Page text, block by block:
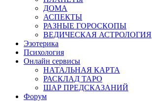
ДОМА
АСПЕКТЫ
РАЗНЫЕ ГОРОСКОПЫ
ВЕДИЧЕСКАЯ АСТРОЛОГИЯ
Эзотерика
Психология
Онлайн сервисы
НАТАЛЬНАЯ КАРТА
РАСКЛАД ТАРО
ШАР ПРЕДСКАЗАНИЙ
Форум